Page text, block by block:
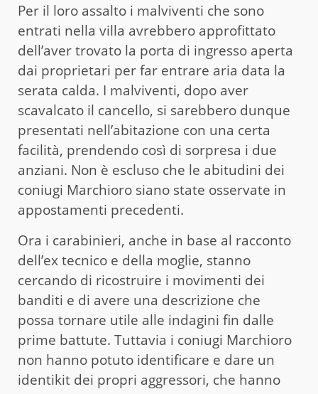
Per il loro assalto i malviventi che sono
entrati nella villa avrebbero approfittato
dell’aver trovato la porta di ingresso aperta
dai proprietari per far entrare aria data la
serata calda. I malviventi, dopo aver
scavalcato il cancello, si sarebbero dunque
presentati nell’abitazione con una certa
facilità, prendendo così di sorpresa i due
anziani. Non è escluso che le abitudini dei
coniugi Marchioro siano state osservate in
appostamenti precedenti.
Ora i carabinieri, anche in base al racconto
dell’ex tecnico e della moglie, stanno
cercando di ricostruire i movimenti dei
banditi e di avere una descrizione che
possa tornare utile alle indagini fin dalle
prime battute. Tuttavia i coniugi Marchioro
non hanno potuto identificare e dare un
identikit dei propri aggressori, che hanno